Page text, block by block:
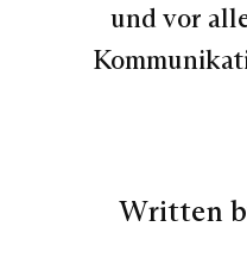
und vor
Written